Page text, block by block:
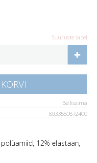
Suuruste tabel
+
Bellissima
8033580872400
12% elastaan,